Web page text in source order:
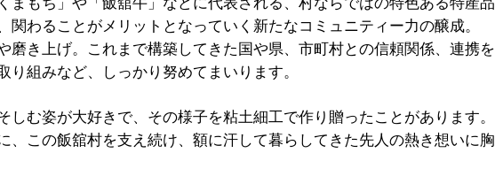
関わることがメリットとなっていく新たなコミュニティー力の醸成。
磨き上げ。これまで構築してきた国や県、市町村との信頼関係、連携を
り組みなど、しっかり努めてまいります。
む姿が大好きで、その様子を粘土細工で作り贈ったことがあります。
、この飯舘村を支え続け、額に汗して暮らしてきた先人の熱き想いに胸